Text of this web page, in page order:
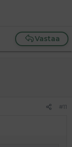
Vastaa
#11